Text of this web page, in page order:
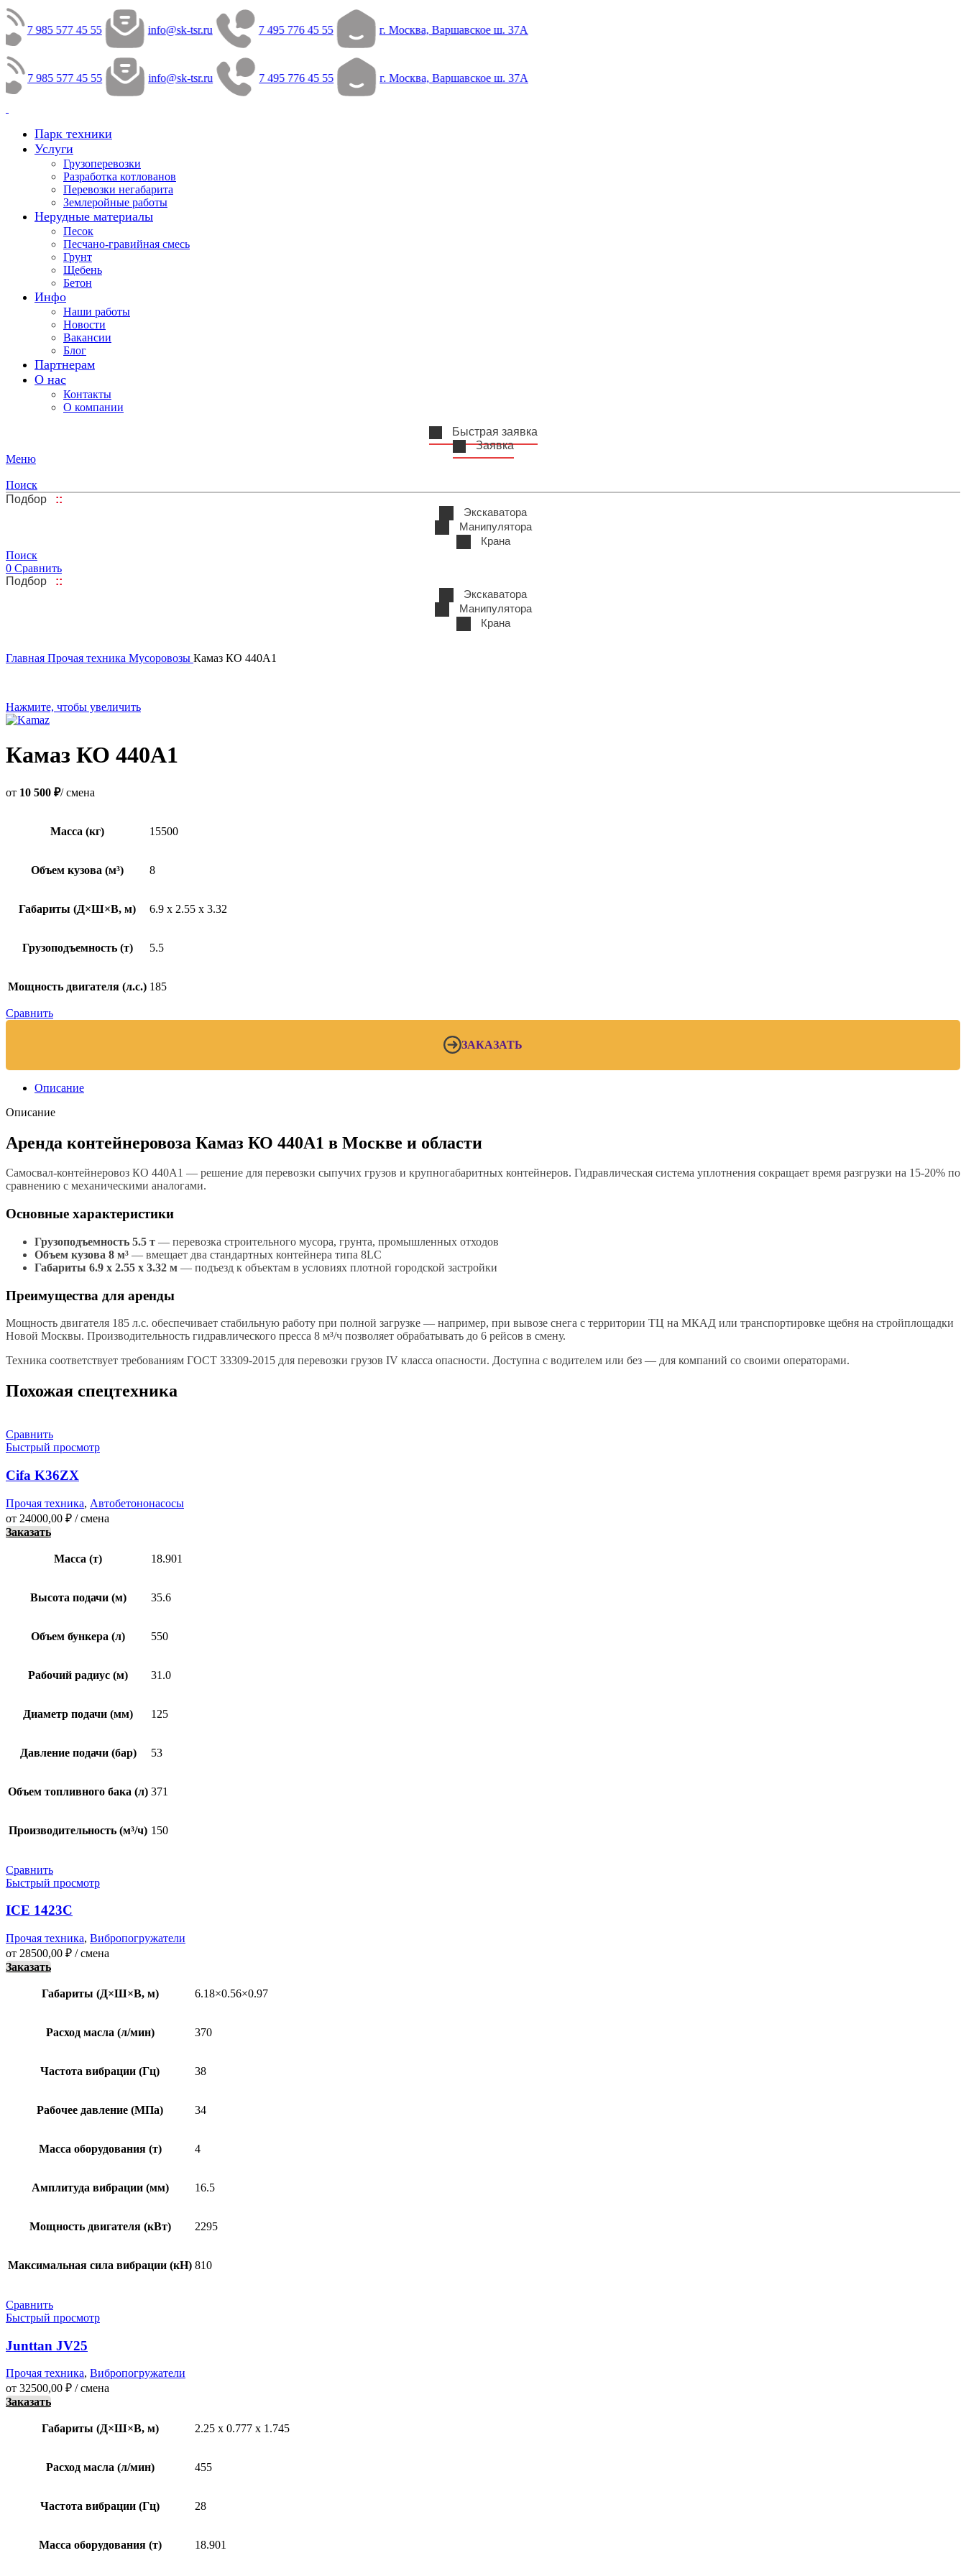
7 985 577 45 55 info@sk-tsr.ru 7 495 776 45 55 г. Москва, Варшавское ш. 37А
7 985 577 45 55 info@sk-tsr.ru 7 495 776 45 55 г. Москва, Варшавское ш. 37А
Парк техники
Услуги
Грузоперевозки
Разработка котлованов
Перевозки негабарита
Землеройные работы
Нерудные материалы
Песок
Песчано-гравийная смесь
Грунт
Щебень
Бетон
Инфо
Наши работы
Новости
Вакансии
Блог
Партнерам
О нас
Контакты
О компании
Быстрая заявка
Заявка
Меню
Поиск
Подбор
::
Экскаватора
Манипулятора
Крана
Поиск
0 Сравнить
Подбор
::
Экскаватора
Манипулятора
Крана
Главная Прочая техника Мусоровозы Камаз КО 440А1
Нажмите, чтобы увеличить
Камаз КО 440А1
от 10 500 ₽/ смена
Масса (кг) 15500
Объем кузова (м³) 8
Габариты (Д×Ш×В, м) 6.9 x 2.55 x 3.32
Грузоподъемность (т) 5.5
Мощность двигателя (л.с.) 185
Сравнить
ЗАКАЗАТЬ
Описание
Описание
Аренда контейнеровоза Камаз КО 440А1 в Москве и области
Самосвал-контейнеровоз КО 440А1 — решение для перевозки сыпучих грузов и крупногабаритных контейнеров. Гидравлическая система уплотнения сокращает время разгрузки на 15-20% по
сравнению с механическими аналогами.
Основные характеристики
Грузоподъемность 5.5 т — перевозка строительного мусора, грунта, промышленных отходов
Объем кузова 8 м³ — вмещает два стандартных контейнера типа 8LC
Габариты 6.9 x 2.55 x 3.32 м — подъезд к объектам в условиях плотной городской застройки
Преимущества для аренды
Мощность двигателя 185 л.с. обеспечивает стабильную работу при полной загрузке — например, при вывозе снега с территории ТЦ на МКАД или транспортировке щебня на стройплощадки
Новой Москвы. Производительность гидравлического пресса 8 м³/ч позволяет обрабатывать до 6 рейсов в смену.
Техника соответствует требованиям ГОСТ 33309-2015 для перевозки грузов IV класса опасности. Доступна с водителем или без — для компаний со своими операторами.
Похожая спецтехника
Сравнить
Быстрый просмотр
Cifa K36ZX
Прочая техника, Автобетононасосы
от 24000,00 ₽ / смена
Заказать
Масса (т) 18.901
Высота подачи (м) 35.6
Объем бункера (л) 550
Рабочий радиус (м) 31.0
Диаметр подачи (мм) 125
Давление подачи (бар) 53
Объем топливного бака (л) 371
Производительность (м³/ч) 150
Сравнить
Быстрый просмотр
ICE 1423C
Прочая техника, Вибропогружатели
от 28500,00 ₽ / смена
Заказать
Габариты (Д×Ш×В, м) 6.18×0.56×0.97
Расход масла (л/мин) 370
Частота вибрации (Гц) 38
Рабочее давление (МПа) 34
Масса оборудования (т) 4
Амплитуда вибрации (мм) 16.5
Мощность двигателя (кВт) 2295
Максимальная сила вибрации (кН) 810
Сравнить
Быстрый просмотр
Junttan JV25
Прочая техника, Вибропогружатели
от 32500,00 ₽ / смена
Заказать
Габариты (Д×Ш×В, м) 2.25 x 0.777 x 1.745
Расход масла (л/мин) 455
Частота вибрации (Гц) 28
Масса оборудования (т) 18.901